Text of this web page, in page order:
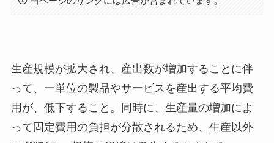
生産規模が拡大され、産出数が増加することに伴
って、一単位の製品やサービスを産出する平均費
用が、低下すること。同時に、生産量の増加によ
って固定費用の負担が分散されるため、生産以外